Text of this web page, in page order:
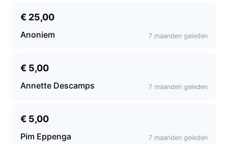
€ 25,00
Anoniem 7 maanden geleden
€ 5,00
Annette Descamps 7 maanden geleden
€ 5,00
Pim Eppenga 7 maanden geleden